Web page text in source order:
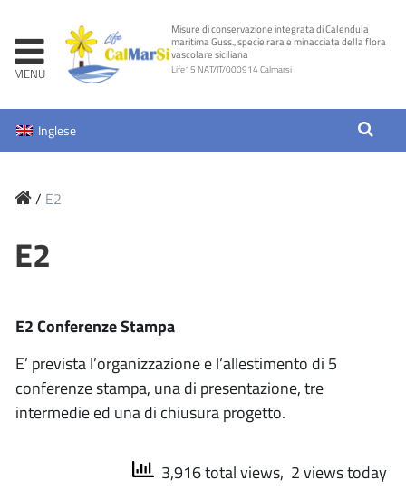
Inglese
Misure di conservazione integrata di Calendula
maritima Guss., specie rara e minacciata della flora
vascolare siciliana
Life15 NAT/IT/000914 Calmarsi
content
/ E2
E2
E2 Conferenze Stampa
E’ prevista l’organizzazione e l’allestimento di 5
conferenze stampa, una di presentazione, tre
intermedie ed una di chiusura progetto.
3,916 total views, 2 views today